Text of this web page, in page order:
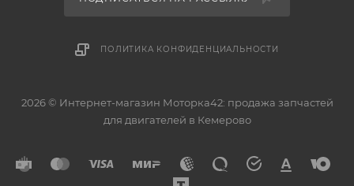
ПОЛИТИКА КОНФИДЕНЦИАЛЬНОСТИ
2026 © Интернет-магазин Моторка42: продажа запчастей
для двигателей в Кемерово